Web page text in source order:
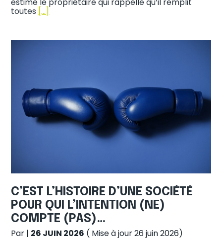
estime le propriétaire qui rappelle qu’il remplit
toutes […]
C’EST L’HISTOIRE D’UNE SOCIÉTÉ
POUR QUI L’INTENTION (NE)
COMPTE (PAS)…
Par | 26 JUIN 2026 ( Mise à jour 26 juin 2026)